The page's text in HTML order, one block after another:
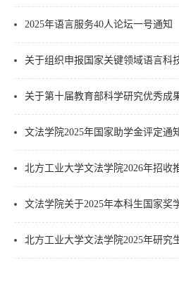
2025年语言服务40人论坛一号通知
文法学院2025年国家助学金评定通知